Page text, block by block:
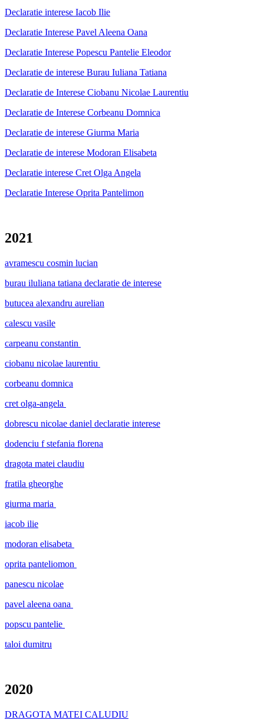
Declaratie interese Iacob Ilie
Declaratie Interese Pavel Aleena Oana
Declaratie Interese Popescu Pantelie Eleodor
Declaratie de interese Burau Iuliana Tatiana
Declaratie de Interese Ciobanu Nicolae Laurentiu
Declaratie de Interese Corbeanu Domnica
Declaratie de interese Giurma Maria
Declaratie de interese Modoran Elisabeta
Declaratie interese Cret Olga Angela
Declaratie Interese Oprita Pantelimon
2021
avramescu cosmin lucian
burau iluliana tatiana declaratie de interese
butucea alexandru aurelian
calescu vasile
carpeanu constantin
ciobanu nicolae laurentiu
corbeanu domnica
cret olga-angela
dobrescu nicolae daniel declaratie interese
dodenciu f stefania florena
dragota matei claudiu
fratila gheorghe
giurma maria
iacob ilie
modoran elisabeta
oprita panteliomon
panescu nicolae
pavel aleena oana
popscu pantelie
taloi dumitru
2020
DRAGOTA MATEI CALUDIU